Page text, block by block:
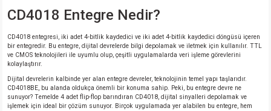
CD4018 Entegre Nedir?
CD4018 entegresi, iki adet 4-bitlik kaydedici ve iki adet 4-bitlik kaydedici döngüsü içeren
bir entegredir. Bu entegre, dijital devrelerde bilgi depolamak ve iletmek için kullanılır. TTL
ve CMOS teknolojileri ile uyumlu olup, çeşitli uygulamalarda veri işleme görevlerini
kolaylaştırır.
Dijital devrelerin kalbinde yer alan entegre devreler, teknolojinin temel yapı taşlarıdır.
CD4018BE, bu alanda oldukça önemli bir konuma sahip. Peki, bu entegre devre ne
sunuyor? Temelde 4 adet flip-flop barındıran CD4018, dijital sinyalleri depolamak ve
işlemek için ideal bir çözüm sunuyor. Birçok uygulamada yer alabilen bu entegre, hem